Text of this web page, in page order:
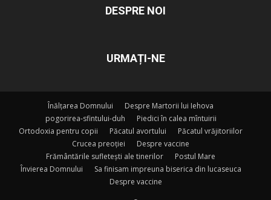
DESPRE NOI
URMAȚI-NE
Înălțarea Domnului
Despre Martorii lui Iehova
pogorirea-sfintului-duh
Piedici în calea mîntuirii
Ortodoxia pentru copii
Păcatul avortului
Păcatul vrăjitoriilor
Crucea preoției
Despre vaccine
Frământările sufletești ale tinerilor
Postul Mare
Învierea Domnului
Sa finisam impreuna biserica din lucaseuca
Despre vaccine